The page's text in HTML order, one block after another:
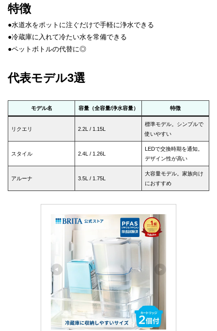
特徴
●水道水をポットに注ぐだけで手軽に浄水できる
●冷蔵庫に入れて冷たい水を常備できる
●ペットボトルの代替に◎
代表モデル3選
モデル名 容量（全容量/浄水容量） 特徴
リクエリ 2.2L / 1.15L
標準モデル。シンプルで
使いやすい
スタイル 2.4L / 1.26L
LEDで交換時期を通知。
デザイン性が高い
アルーナ 3.5L / 1.75L
大容量モデル。家族向け
におすすめ